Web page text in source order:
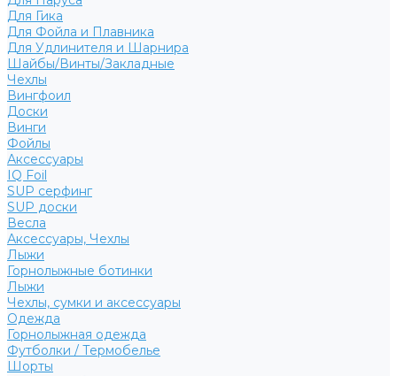
Для Гика
Для Фойла и Плавника
Для Удлинителя и Шарнира
Шайбы/Винты/Закладные
Чехлы
Вингфоил
Доски
Винги
Фойлы
Аксессуары
IQ Foil
SUP серфинг
SUP доски
Весла
Аксессуары, Чехлы
Лыжи
Горнолыжные ботинки
Лыжи
Чехлы, сумки и аксессуары
Одежда
Горнолыжная одежда
Футболки / Термобелье
Шорты